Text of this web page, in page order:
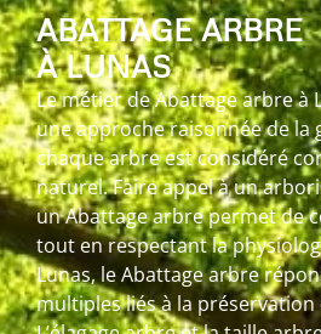
ABATTAGE ARBRE
À LUNAS
Le métier de Abattage arbre à
une approche raisonnée de la
chaque arbre est considéré
naturel. Faire appel à un
un Abattage arbre permet de
tout en respectant la
Lunas, le Abattage arbre
multiples liés à la préservation